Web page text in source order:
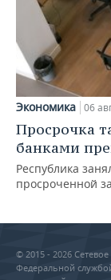
Экономика 06
Просрочка
банками
Республика
просроченной
© 2015 - 2026
Федеральной